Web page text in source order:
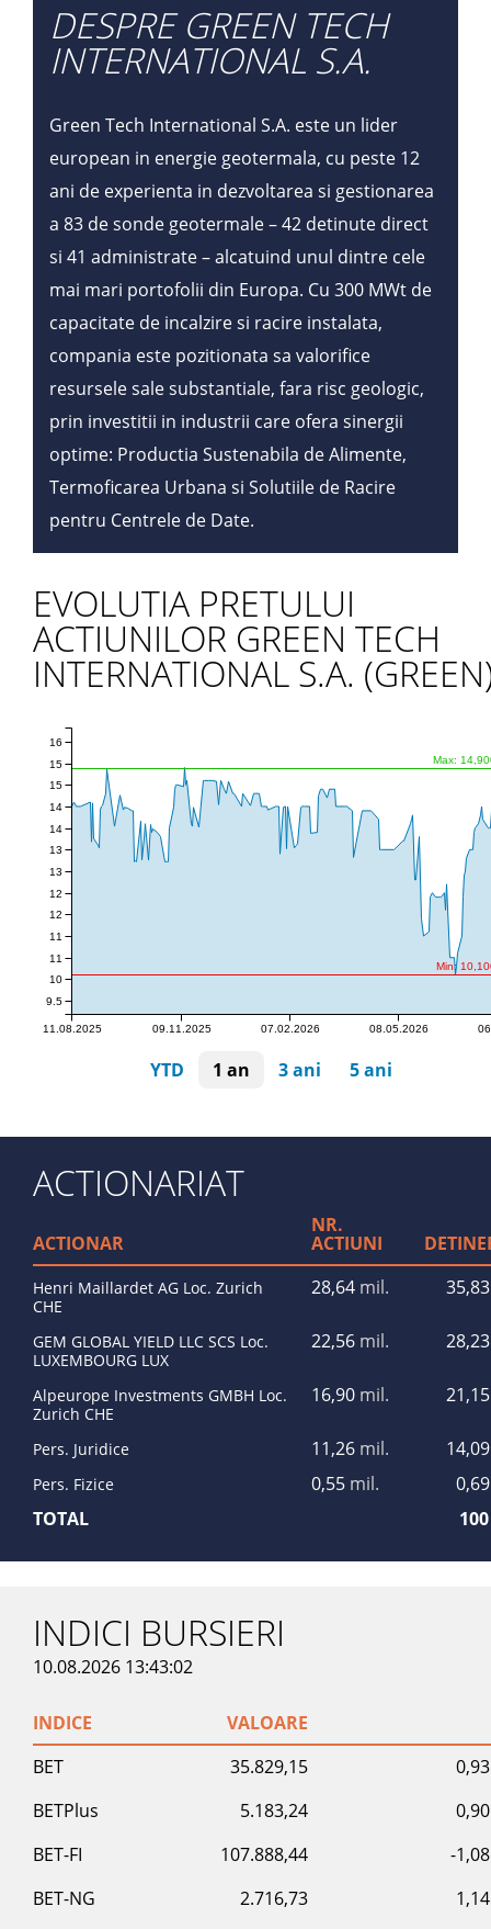
DESPRE GREEN TECH
INTERNATIONAL S.A.
Green Tech International S.A. este un lider
european in energie geotermala, cu peste 12
ani de experienta in dezvoltarea si gestionarea
a 83 de sonde geotermale – 42 detinute direct
si 41 administrate – alcatuind unul dintre cele
mai mari portofolii din Europa. Cu 300 MWt de
capacitate de incalzire si racire instalata,
compania este pozitionata sa valorifice
resursele sale substantiale, fara risc geologic,
prin investitii in industrii care ofera sinergii
optime: Productia Sustenabila de Alimente,
Termoficarea Urbana si Solutiile de Racire
pentru Centrele de Date.
EVOLUTIA PRETULUI
ACTIUNILOR GREEN TECH
INTERNATIONAL S.A.
Min:
Max:
11.08.2025 09.11.2025 07.02.2026 08.05.2026
9.5
10
11
11
12
12
13
13
14
14
15
15
16
YTD 1 an 3 ani 5 ani
ACTIONARIAT
ACTIONAR
NR.
ACTIUNI
Henri Maillardet AG Loc. Zurich
CHE
28,64 mil.
GEM GLOBAL YIELD LLC SCS Loc.
LUXEMBOURG LUX
22,56 mil.
Alpeurope Investments GMBH Loc.
Zurich CHE
16,90 mil.
Pers. Juridice 11,26 mil.
Pers. Fizice 0,55 mil.
TOTAL
INDICI BURSIERI
10.08.2026 13:43:02
INDICE
VALOARE
BET
35.829,15
BETPlus
5.183,24
BET-FI
107.888,44
-
BET-NG
2.716,73